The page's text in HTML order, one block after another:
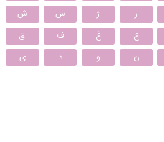
ز ژ س
ش
ع غ ف
ق
ن و ه ی